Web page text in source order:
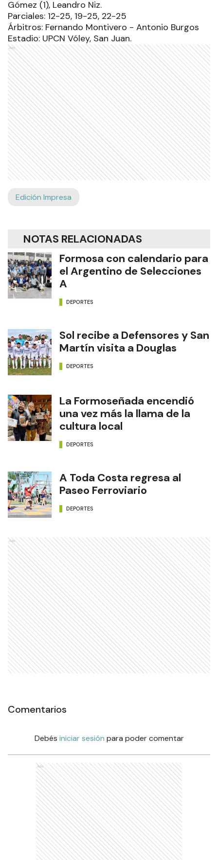
Gómez (1), Leandro Niz.
Parciales: 12-25, 19-25, 22-25
Árbitros: Fernando Montivero - Antonio Burgos
Estadio: UPCN Vóley, San Juan.
Ads
Edición Impresa
NOTAS RELACIONADAS
Formosa con calendario para
el Argentino de Selecciones
A
DEPORTES
Sol recibe a Defensores y San
Martín visita a Douglas
DEPORTES
La Formoseñada encendió
una vez más la llama de la
cultura local
DEPORTES
A Toda Costa regresa al
Paseo Ferroviario
DEPORTES
Ads
Comentarios
Debés iniciar sesión para poder comentar
Ads